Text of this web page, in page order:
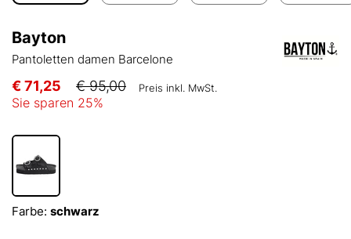
Bayton
Pantoletten damen Barcelone
€ 71,25 € 95,00 Preis inkl. MwSt.
Sie sparen 25%
Farbe: schwarz